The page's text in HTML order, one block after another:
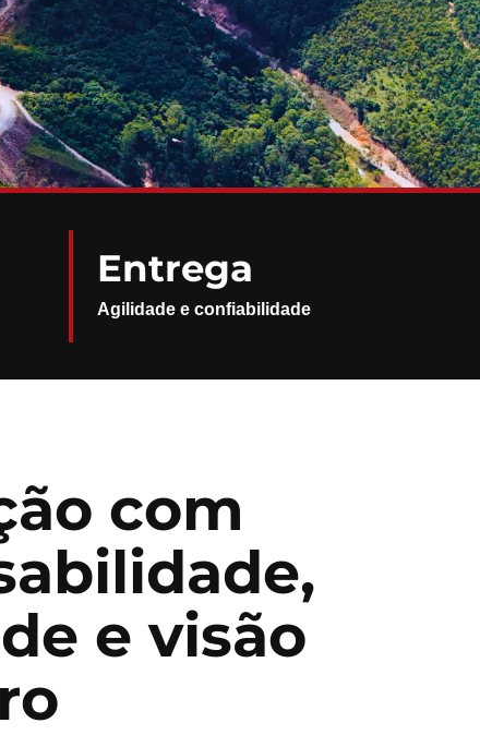
Entrega
Agilidade e confiabilidade
com
e visão